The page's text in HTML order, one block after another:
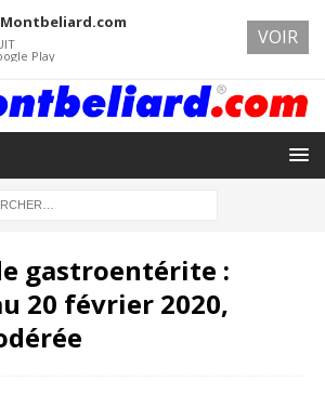
gastroentérite :
20 février 2020,
Play
VOIR